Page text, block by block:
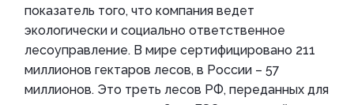
показатель того, что компания ведет
экологически и социально ответственное
лесоуправление. В мире сертифицировано 211
миллионов гектаров лесов, в России – 57
миллионов. Это треть лесов РФ, переданных для